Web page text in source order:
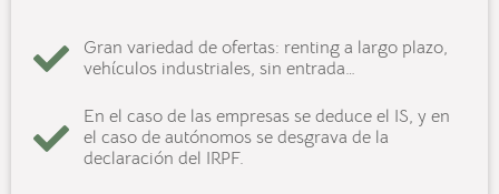
Gran variedad de ofertas: renting a largo plazo,
vehículos industriales, sin entrada…
En el caso de las empresas se deduce el IS, y en
el caso de autónomos se desgrava de la
declaración del IRPF.